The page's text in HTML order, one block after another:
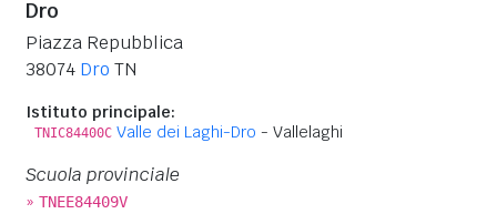
Dro
Piazza Repubblica
38074 Dro TN
Istituto principale:
TNIC84400C Valle dei Laghi-Dro - Vallelaghi
Scuola provinciale
» TNEE84409V